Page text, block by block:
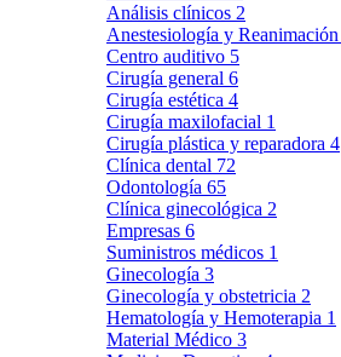
Análisis clínicos 2
Anestesiología y Reanimación
Centro auditivo 5
Cirugía general 6
Cirugía estética 4
Cirugía maxilofacial 1
Cirugía plástica y reparadora 4
Clínica dental 72
Odontología 65
Clínica ginecológica 2
Empresas 6
Suministros médicos 1
Ginecología 3
Ginecología y obstetricia 2
Hematología y Hemoterapia 1
Material Médico 3